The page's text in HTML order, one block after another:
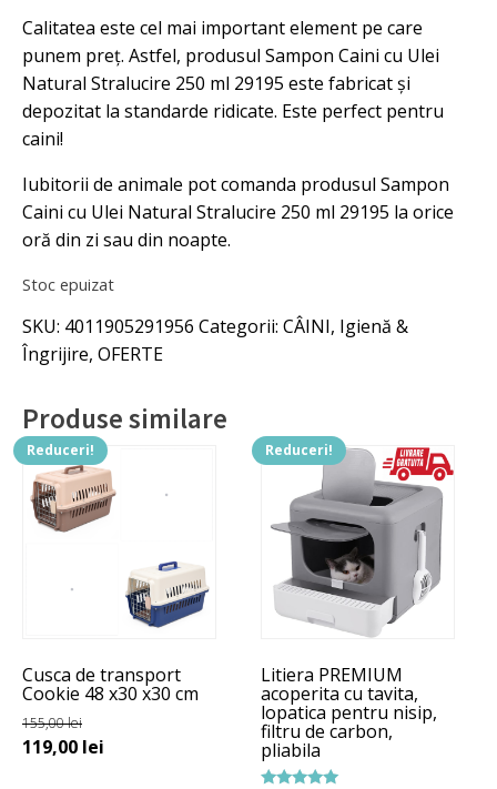
19,00 lei.
Calitatea este cel mai important element pe care
punem preț. Astfel, produsul Sampon Caini cu Ulei
Natural Stralucire 250 ml 29195 este fabricat și
depozitat la standarde ridicate. Este perfect pentru
caini!
Iubitorii de animale pot comanda produsul Sampon
Caini cu Ulei Natural Stralucire 250 ml 29195 la orice
oră din zi sau din noapte.
Stoc epuizat
SKU: 4011905291956 Categorii: CÂINI, Igienă &
Îngrijire, OFERTE
Produse similare
Reduceri!
Cusca de transport
Cookie 48 x30 x30 cm
155,00lei
Prețul
119,00 lei
Acest
produs
are
variații.
fi
alese
în
pagina
Reduceri!
Litiera PREMIUM
acoperita cu tavita,
lopatica pentru nisip,
filtru de carbon,
pliabila